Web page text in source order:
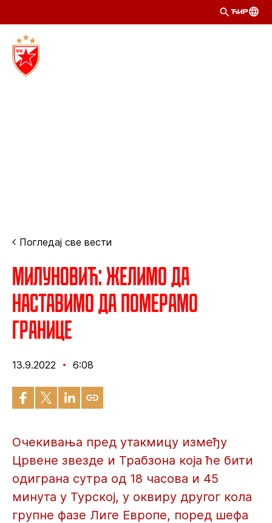
ЋИР
Погледај све вести
Милуновић: Желимо да
наставимо да померамо
границе
13.9.2022 6:08
Очекивања пред утакмицу између
Црвене звезде и Трабзона која ће бити
одиграна сутра од 18 часова и 45
минута у Турској, у оквиру другог кола
групне фазе Лиге Европе, поред шефа